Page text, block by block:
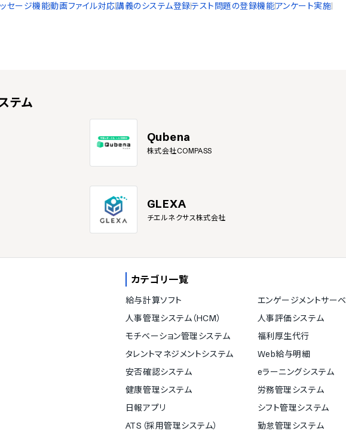
セージ機能動画ファイル対応講義のシステム登録テスト問題の登録機能アンケート実施
テム
Qubena
株式会社COMPASS
GLEXA
チエルネクサス株式会社
カテゴリ一覧
給与計算ソフト
エンゲージメントサー
人事管理システム（HCM）
人事評価システム
モチベーション管理システム
福利厚生代行
タレントマネジメントシステム
Web給与明細
安否確認システム
eラーニングシステム
健康管理システム
労務管理システム
日報アプリ
シフト管理システム
ATS（採用管理システム）
勤怠管理システム